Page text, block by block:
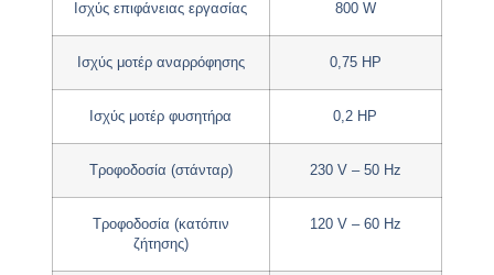
Ισχύς επιφάνειας εργασίας 800 W
Ισχύς μοτέρ αναρρόφησης 0,75 HP
Ισχύς μοτέρ φυσητήρα 0,2 HP
Τροφοδοσία (στάνταρ) 230 V – 50 Hz
Τροφοδοσία (κατόπιν
ζήτησης)
120 V – 60 Hz